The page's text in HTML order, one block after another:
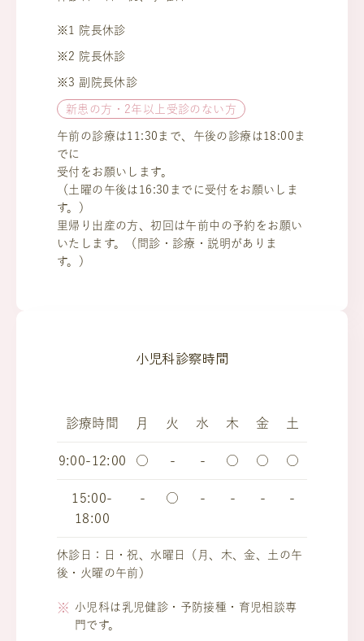
※1 院長休診
※2 院長休診
※3 副院長休診
新患の方・2年以上受診のない方
午前の診療は11:30まで、午後の診療は18:00ま
でに
受付をお願いします。
（土曜の午後は16:30までに受付をお願いしま
す。）
里帰り出産の方、初回は午前中の予約をお願い
いたします。（問診・診療・説明がありま
す。）
小児科診察時間
診療時間 月 火 水 木 金 土
9:00-12:00 ○ - - ○ ○ ○
15:00-
18:00
- ○ - - - -
休診日：日・祝、水曜日（月、木、金、土の午
後・火曜の午前）
小児科は乳児健診・予防接種・育児相談専
門です。